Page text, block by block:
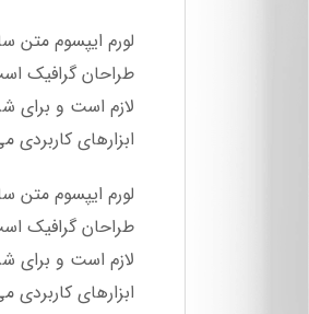
لورم ایپسوم متن
طراحان گرافیک
لازم است و برای
ابزارهای کاربردی
لورم ایپسوم متن
طراحان گرافیک
لازم است و برای
ابزارهای کاربردی